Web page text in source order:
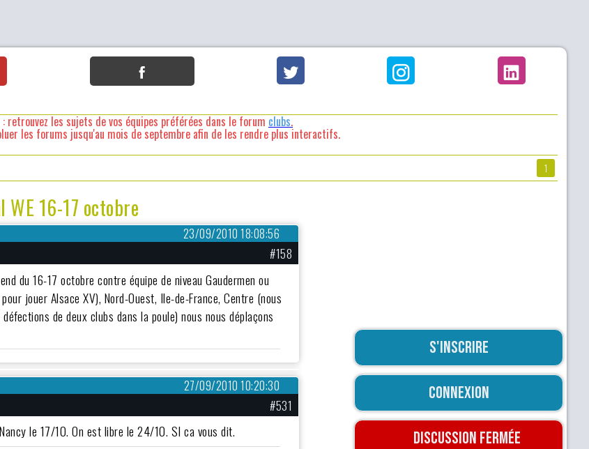
retrouvez les sujets de vos équipes préférées dans le forum clubs.
les forums jusqu'au mois de septembre afin de les rendre plus interactifs.
1
16-17 octobre
23/09/2010 18:08:56
#158
du 16-17 octobre contre équipe de niveau Gaudermen ou
jouer Alsace XV), Nord-Ouest, Ile-de-France, Centre (nous
de deux clubs dans la poule) nous nous déplaçons
27/09/2010 10:20:30
#531
le 17/10. On est libre le 24/10. SI ca vous dit.
S'inscrire
Connexion
Discussion fermée